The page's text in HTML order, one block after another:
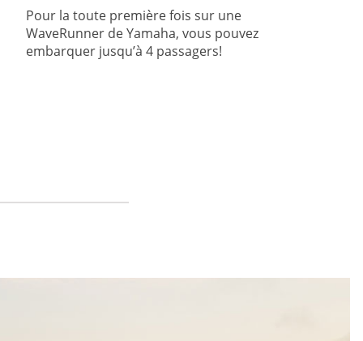
Pour la toute première fois sur une
WaveRunner de Yamaha, vous pouvez
embarquer jusqu’à 4 passagers!